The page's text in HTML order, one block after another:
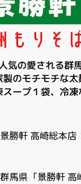
景勝軒 高崎総本
群馬県「景勝軒